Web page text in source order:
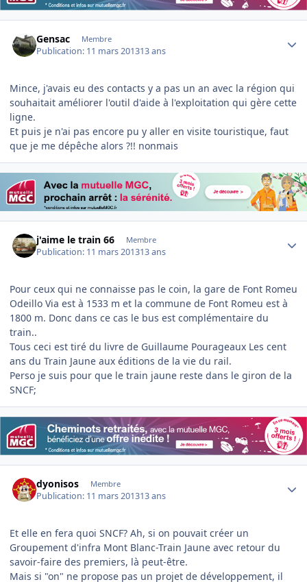
Gensac Membre
Publication: 11 mars 201313 ans
Mince, j'avais eu des contacts y a pas un an avec la région qui
souhaitait améliorer l'outil d'aide à l'exploitation qui gère cette
ligne.
Et puis je n'ai pas encore pu y aller en visite touristique, faut
que je me dépêche alors ?!! nonmais
j'aime le train 66 Membre
Publication: 11 mars 201313 ans
Pour ceux qui ne connaisse pas le coin, la gare de Font Romeu
Odeillo Via est à 1533 m et la commune de Font Romeu est à
1800 m. Donc dans ce cas le bus est complémentaire du
train..
Tous ceci est tiré du livre de Guillaume Pourageaux Les cent
ans du Train Jaune aux éditions de la vie du rail.
Perso je suis pour que le train jaune reste dans le giron de la
SNCF;
dyonisos Membre
Publication: 11 mars 201313 ans
Et elle en fera quoi SNCF? Ah, si on pouvait créer un
Groupement d'infra Mont Blanc-Train Jaune avec retour du
savoir-faire des premiers, là peut-être.
Mais si "on" ne propose pas un projet de développement, il